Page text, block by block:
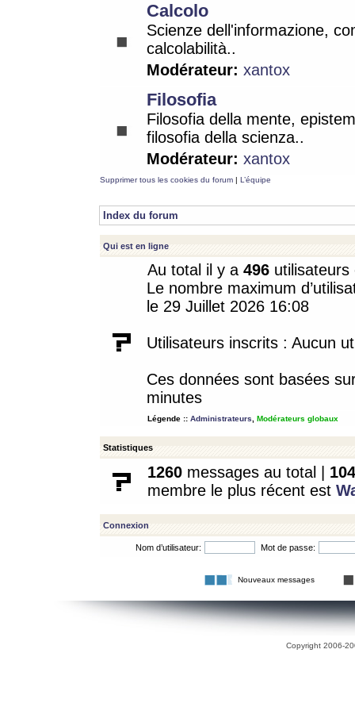
Calcolo
Scienze dell'informazione,
calcolabilità..
Modérateur: xantox
Filosofia
Filosofia della mente,
filosofia della scienza..
Modérateur: xantox
Supprimer tous les cookies du forum | L’équipe
Index du forum
Qui est en ligne
Au total il y a 496
Le nombre maximum
le 29 Juillet 2026 16:08
Utilisateurs inscrits : Aucun
Ces données sont basées
minutes
Légende :: Administrateurs Modérateurs globaux
Statistiques
1260 messages au total | 104
membre le plus récent est
Connexion
Nom d’utilisateur: Mot de passe:
Nouveaux messages
Copyright 2006-